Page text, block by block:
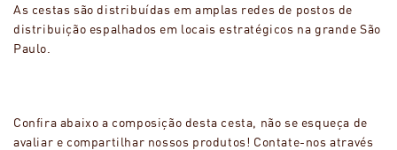
As cestas são distribuídas em amplas redes de postos de
distribuição espalhados em locais estratégicos na grande São
Paulo.
Confira abaixo a composição desta cesta, não se esqueça de
avaliar e compartilhar nossos produtos! Contate-nos através